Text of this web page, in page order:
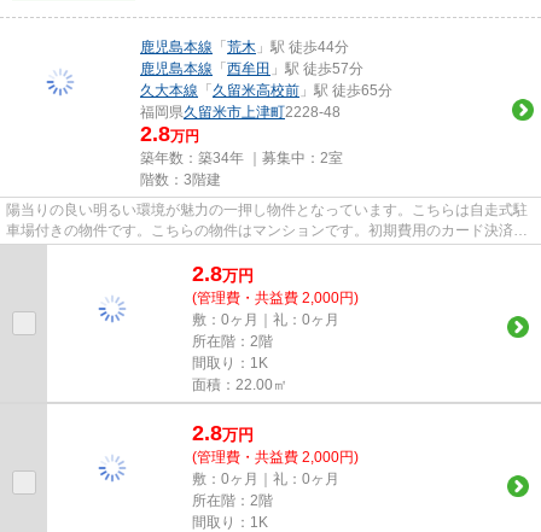
鹿児島本線 「荒木 」駅 徒歩44分
鹿児島本線 「西牟田 」駅 徒歩57分
久大本線 「久留米高校前 」駅 徒歩65分
福岡県久留米市 上津町2228-48
2.8万円
築年数：築34年 ｜募集中： 2室
階数：3階建
陽当りの良い明るい環境が魅力の一押し物件となっています。こちらは自走式駐
車場付きの物件です。こちらの物件はマンションです。初期費用のカード決済が
できます。当社スタッフが地...
2.8万円
(管理費・共益費 2,000円)
敷：0ヶ月｜礼：0ヶ月
所在階：2階
間取り：1K
面積：22.00㎡
2.8万円
(管理費・共益費 2,000円)
敷：0ヶ月｜礼：0ヶ月
所在階：2階
間取り：1K